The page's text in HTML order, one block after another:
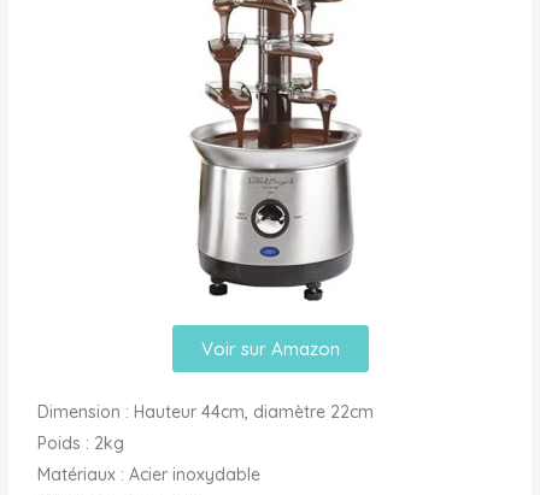
Voir sur Amazon
Dimension : Hauteur 44cm, diamètre 22cm
Poids : 2kg
Matériaux : Acier inoxydable